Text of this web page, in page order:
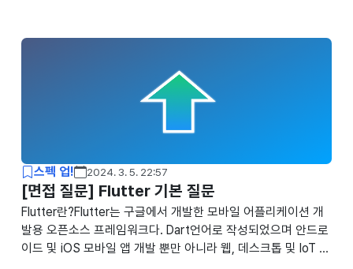
이어서... 신입 개발자 포트폴리오 작성 - 1 (프로필 작성)개요포
력서와 이것저것 취업에 필요한 것들을 준비를 하noguen.com
신입 개발자 포트폴리오 작성 - 3 (첨삭)신입 개발자 포트폴리
로필 작성)개요포트폴리오를 작성하게 된 계기산업기능요원을
준비하기 위해 이력서..
스펙 업!
2024. 3. 5. 22:57
[면접 질문] Flutter 기본 질문
Flutter란?Flutter는 구글에서 개발한 모바일 어플리케이션 개
발용 오픈소스 프레임워크다. Dart언어로 작성되었으며 안드로
이드 및 iOS 모바일 앱 개발 뿐만 아니라 웹, 데스크톱 및 IoT 기